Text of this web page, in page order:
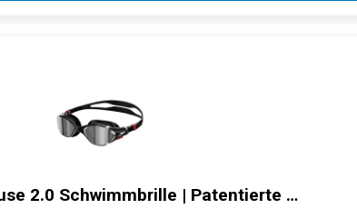
2.0 Schwimmbrille | Patentierte …